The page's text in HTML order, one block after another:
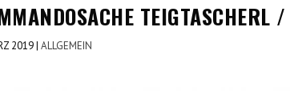
TEIGTASCHERL
2019| ALLGEMEIN